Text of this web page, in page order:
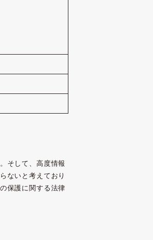
そして、高度情報
ないと考えており
保護に関する法律